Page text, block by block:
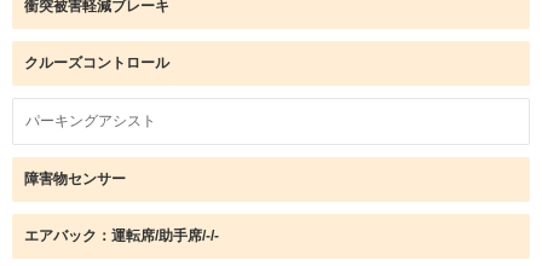
衝突被害軽減ブレーキ
クルーズコントロール
パーキングアシスト
障害物センサー
エアバック：運転席/助手席/-/-